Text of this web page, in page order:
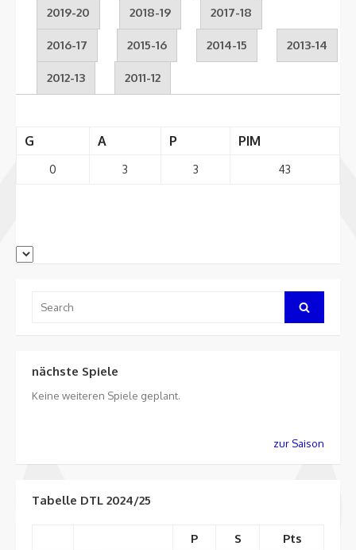
2019-20 2018-19 2017-18
2016-17 2015-16 2014-15 2013-14
2012-13 2011-12
G A P PIM
0 3 3 43
for:
Search
nächste Spiele
Keine weiteren Spiele geplant.
zur Saison
Tabelle DTL 2024/25
P S Pts